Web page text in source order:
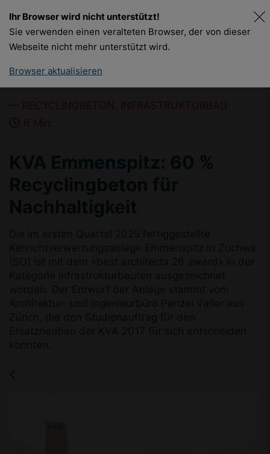
Ihr Browser wird nicht unterstützt!
Sie verwenden einen veralteten Browser, der von dieser
Webseite nicht mehr unterstützt wird.
Browser aktualisieren